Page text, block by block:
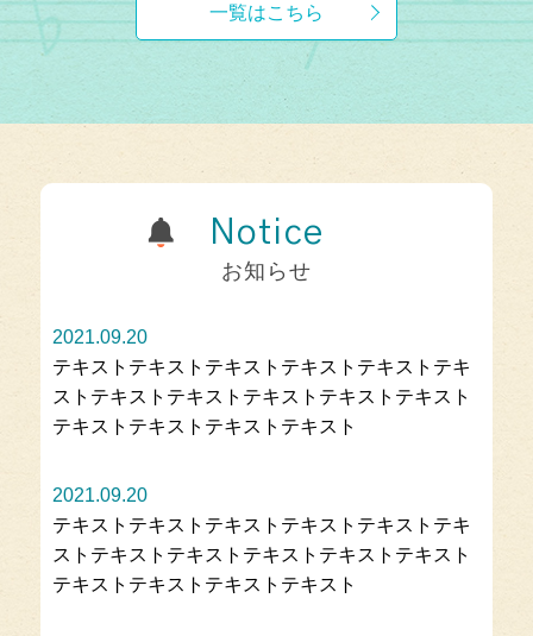
一覧はこちら
Notice
お知らせ
2021.09.20
テキストテキストテキストテキストテキストテキ
ストテキストテキストテキストテキストテキスト
テキストテキストテキストテキスト
2021.09.20
テキストテキストテキストテキストテキストテキ
ストテキストテキストテキストテキストテキスト
テキストテキストテキストテキスト